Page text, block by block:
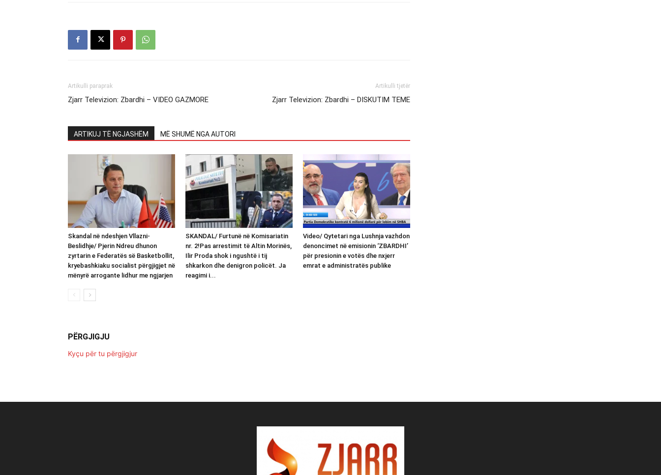
Artikulli paraprak
Zjarr Televizion: Zbardhi – VIDEO GAZMORE
Artikulli tjetër
Zjarr Televizion: Zbardhi – DISKUTIM TEME
ARTIKUJ TË NGJASHËM MË SHUMË NGA AUTORI
Skandal në ndeshjen Vllazni-
Beslidhje/ Pjerin Ndreu dhunon
zyrtarin e Federatës së Basketbollit,
kryebashkiaku socialist përgjigjet në
mënyrë arrogante lidhur me ngjarjen
SKANDAL/ Furtunë në Komisariatin
nr. 2!Pas arrestimit të Altin Morinës,
Ilir Proda shok i ngushtë i tij
shkarkon dhe denigron policët. Ja
reagimi i...
Video/ Qytetari nga Lushnja vazhdon
denoncimet në emisionin ‘ZBARDHI’
për presionin e votës dhe nxjerr
emrat e administratës publike
PËRGJIGJU
Kyçu për tu përgjigjur